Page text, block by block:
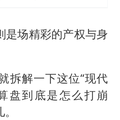
是场精彩的产权与身
拆解一下这位“现代
盘到底是怎么打崩